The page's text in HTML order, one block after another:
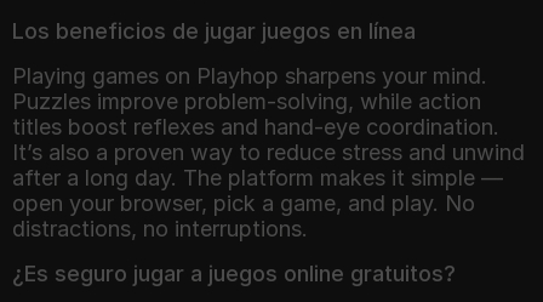
Los beneficios de jugar juegos en línea
Playing games on Playhop sharpens your mind.
Puzzles improve problem-solving, while action
titles boost reflexes and hand-eye coordination.
It’s also a proven way to reduce stress and unwind
after a long day. The platform makes it simple —
open your browser, pick a game, and play. No
distractions, no interruptions.
¿Es seguro jugar a juegos online gratuitos?